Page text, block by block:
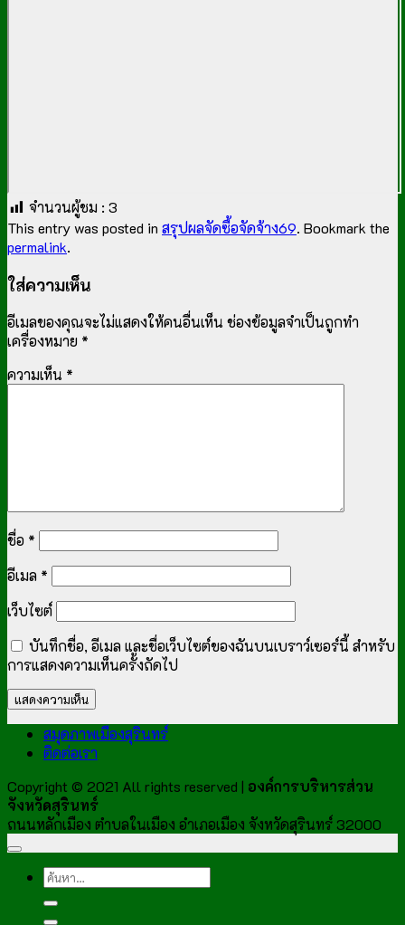
จำนวนผู้ชม : 3
This entry was posted in สรุปผลจัดซื้อจัดจ้าง69. Bookmark the
permalink.
ใส่ความเห็น
อีเมลของคุณจะไม่แสดงให้คนอื่นเห็น ช่องข้อมูลจำเป็นถูกทำ
เครื่องหมาย *
ความเห็น *
ชื่อ *
อีเมล *
เว็บไซต์
บันทึกชื่อ, อีเมล และชื่อเว็บไซต์ของฉันบนเบราว์เซอร์นี้ สำหรับ
การแสดงความเห็นครั้งถัดไป
สมุดภาพเมืองสุรินทร์
ติดต่อเรา
Copyright © 2021 All rights reserved | องค์การบริหารส่วน
จังหวัดสุรินทร์
ถนนหลักเมือง ตำบลในเมือง อำเภอเมือง จังหวัดสุรินทร์ 32000